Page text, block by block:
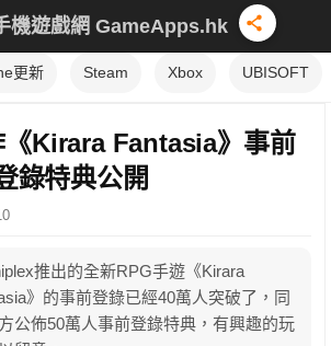
機遊戲網 GameApps.hk
更新 Steam Xbox UBISOFT
Kirara Fantasia》事前
錄特典公開
推出的全新RPG手遊《Kirara
》的事前登錄已經40萬人突破了，同
公佈50萬人事前登錄特典，有興趣的玩